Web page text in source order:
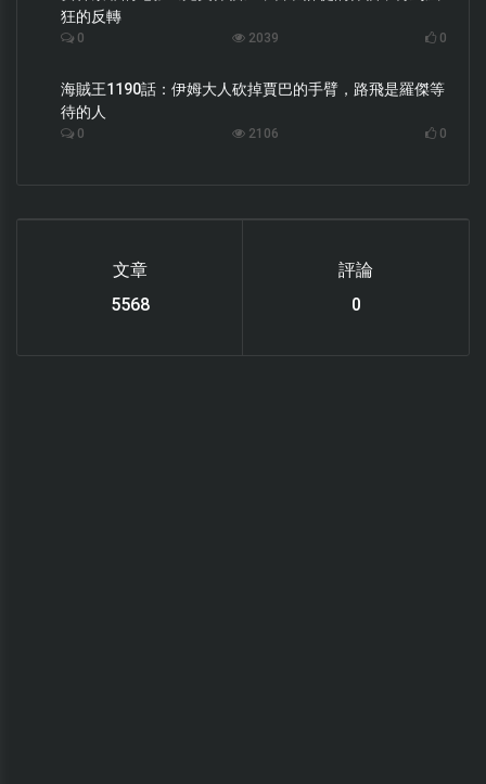
狂的反轉
0 2039 0
海賊王1190話：伊姆大人砍掉賈巴的手臂，路飛是羅傑等
待的人
0 2106 0
文章
6119
評論
0